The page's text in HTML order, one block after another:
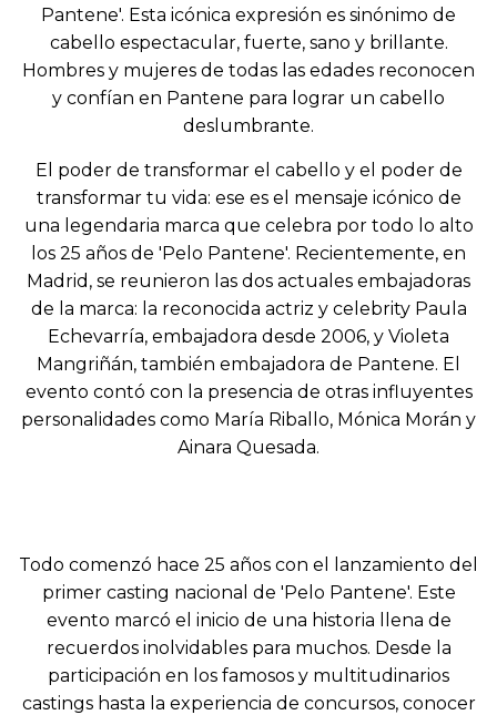
Pantene'. Esta icónica expresión es sinónimo de
cabello espectacular, fuerte, sano y brillante.
Hombres y mujeres de todas las edades reconocen
y confían en Pantene para lograr un cabello
deslumbrante.
El poder de transformar el cabello y el poder de
transformar tu vida: ese es el mensaje icónico de
una legendaria marca que celebra por todo lo alto
los 25 años de 'Pelo Pantene'. Recientemente, en
Madrid, se reunieron las dos actuales embajadoras
de la marca: la reconocida actriz y celebrity Paula
Echevarría, embajadora desde 2006, y Violeta
Mangriñán, también embajadora de Pantene. El
evento contó con la presencia de otras influyentes
personalidades como María Riballo, Mónica Morán y
Ainara Quesada.
Todo comenzó hace 25 años con el lanzamiento del
primer casting nacional de 'Pelo Pantene'. Este
evento marcó el inicio de una historia llena de
recuerdos inolvidables para muchos. Desde la
participación en los famosos y multitudinarios
castings hasta la experiencia de concursos, conocer